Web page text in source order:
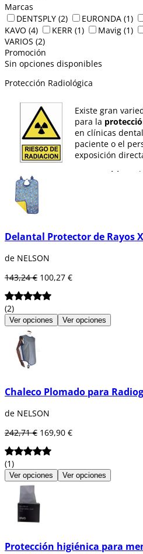
Marcas
DENTSPLY (2) EURONDA (1)
KAVO (4) KERR (1) Mavig (1)
VARIOS (2)
Promoción
Sin opciones disponibles
Protección Radiológica
Existe gran
para la
en clínicas
paciente o el
exposición
Dentaltix
Delantal Protector de Rayos
de NELSON
143,24 € 100,27 €
(2)
Ver opciones Ver opciones
Chaleco Plomado para
de NELSON
242,71 € 169,90 €
(1)
Ver opciones Ver opciones
Protección higiénica para